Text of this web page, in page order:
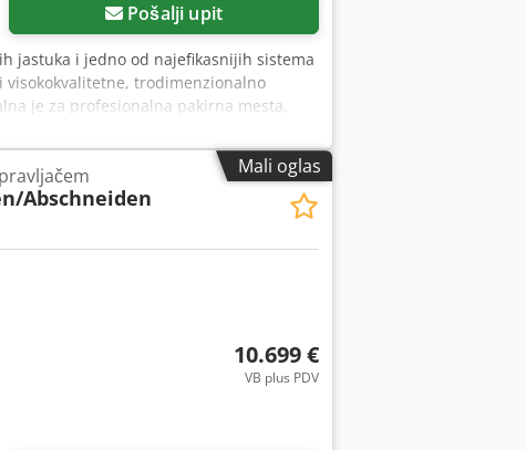
Pošalji upit
jastuka i jedno od najefikasnijih sistema
trodimenzionalno
je za profesionalna pakirna mesta,
klasičnoj foliji sa vazdušnim
i pojedinačne komade jastuka i
za izradu papirnih jastuka i jedno od
500 mm i proizvodi visokokvalitetne,
udara. Idealna je za profesionalna
alternativu klasičnoj foliji sa
može proizvoditi i pojedinačne
• Jednostavno rukovanje •
rolnih • Idealna zamena za foliju sa
hotline podrška • Dugoročna
odgovarajući potrošni materijal! O
pravim ekspertima – ne samo za
troškova i koristi. Sva ova iskustva
velikih troškova koji mogu učiniti vašu
Mali oglas
Abschneiden
10.699 €
VB plus PDV